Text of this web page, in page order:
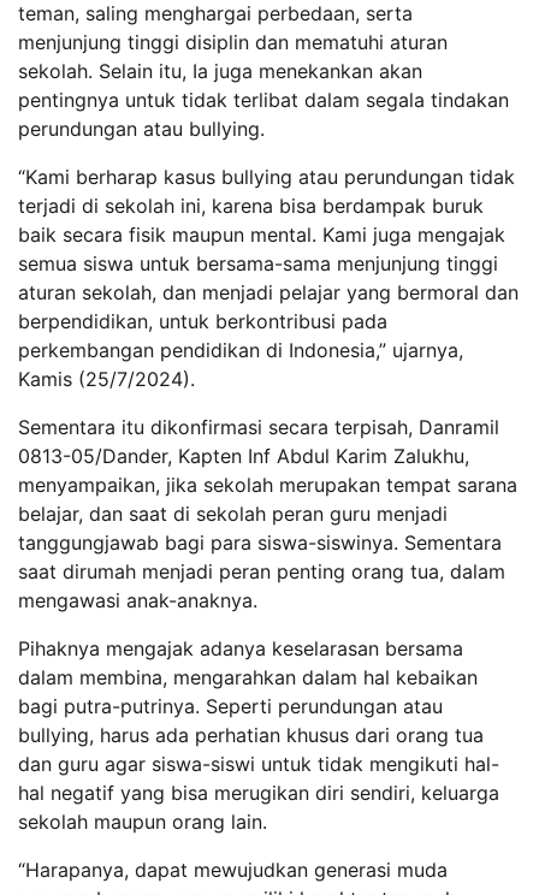
teman, saling menghargai perbedaan, serta
menjunjung tinggi disiplin dan mematuhi aturan
sekolah. Selain itu, Ia juga menekankan akan
pentingnya untuk tidak terlibat dalam segala tindakan
perundungan atau bullying.
“Kami berharap kasus bullying atau perundungan tidak
terjadi di sekolah ini, karena bisa berdampak buruk
baik secara fisik maupun mental. Kami juga mengajak
semua siswa untuk bersama-sama menjunjung tinggi
aturan sekolah, dan menjadi pelajar yang bermoral dan
berpendidikan, untuk berkontribusi pada
perkembangan pendidikan di Indonesia,” ujarnya,
Kamis (25/7/2024).
Sementara itu dikonfirmasi secara terpisah, Danramil
0813-05/Dander, Kapten Inf Abdul Karim Zalukhu,
menyampaikan, jika sekolah merupakan tempat sarana
belajar, dan saat di sekolah peran guru menjadi
tanggungjawab bagi para siswa-siswinya. Sementara
saat dirumah menjadi peran penting orang tua, dalam
mengawasi anak-anaknya.
Pihaknya mengajak adanya keselarasan bersama
dalam membina, mengarahkan dalam hal kebaikan
bagi putra-putrinya. Seperti perundungan atau
bullying, harus ada perhatian khusus dari orang tua
dan guru agar siswa-siswi untuk tidak mengikuti hal-
hal negatif yang bisa merugikan diri sendiri, keluarga
sekolah maupun orang lain.
“Harapanya, dapat mewujudkan generasi muda